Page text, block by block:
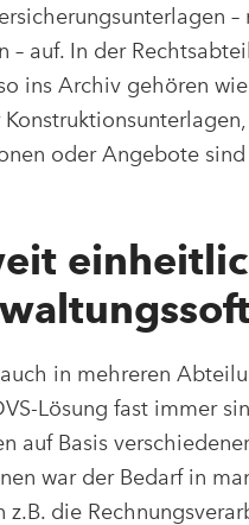
– auf. In der
ins Archiv gehören
oder Angebote
in mehreren
Lösung fast immer
auf Basis
war der Bedarf in
die